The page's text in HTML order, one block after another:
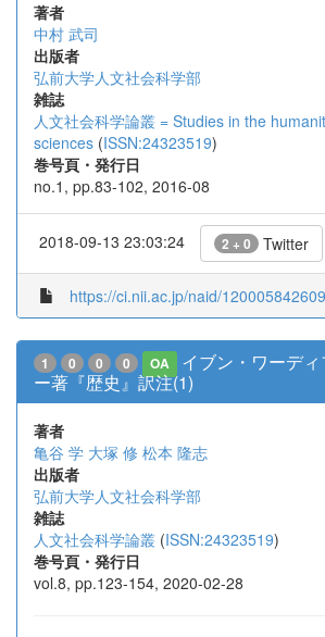
著者
中村 武司
出版者
弘前大学人文社会科学部
雑誌
人文社会科学論叢 = Studies in the
sciences (ISSN:24323519)
巻号頁・発行日
no.1, pp.83-102, 2016-08
2018-09-13 23:03:24 2 + 0 Twitter
https://ci.nii.ac.jp/naid/120005842609
1 0 0 0 OA
イブン・ワーデ
ー著『歴史』訳注(1)
著者
亀谷 学 大塚 修 松本 隆志
出版者
弘前大学人文社会科学部
雑誌
人文社会科学論叢 (ISSN:24323519)
巻号頁・発行日
vol.8, pp.123-154, 2020-02-28